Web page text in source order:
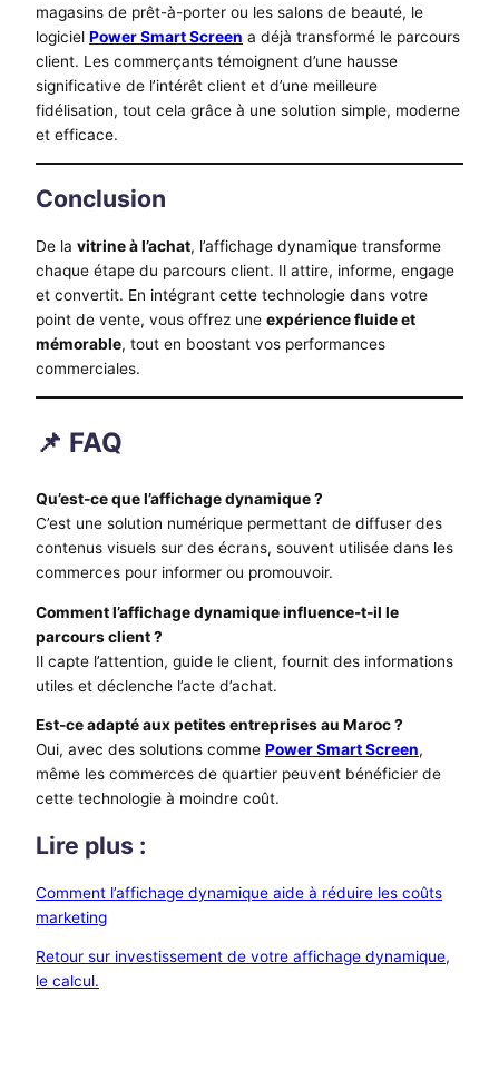
magasins de prêt-à-porter ou les salons de beauté, le
logiciel Power Smart Screen a déjà transformé le parcours
client. Les commerçants témoignent d’une hausse
significative de l’intérêt client et d’une meilleure
fidélisation, tout cela grâce à une solution simple, moderne
et efficace.
Conclusion
De la vitrine à l’achat, l’affichage dynamique transforme
chaque étape du parcours client. Il attire, informe, engage
et convertit. En intégrant cette technologie dans votre
point de vente, vous offrez une expérience fluide et
mémorable, tout en boostant vos performances
commerciales.
📌 FAQ
Qu’est-ce que l’affichage dynamique ?
C’est une solution numérique permettant de diffuser des
contenus visuels sur des écrans, souvent utilisée dans les
commerces pour informer ou promouvoir.
Comment l’affichage dynamique influence-t-il le
parcours client ?
Il capte l’attention, guide le client, fournit des informations
utiles et déclenche l’acte d’achat.
Est-ce adapté aux petites entreprises au Maroc ?
Oui, avec des solutions comme Power Smart Screen,
même les commerces de quartier peuvent bénéficier de
cette technologie à moindre coût.
Lire plus :
Comment l’affichage dynamique aide à réduire les coûts
marketing
Retour sur investissement de votre affichage dynamique,
le calcul.